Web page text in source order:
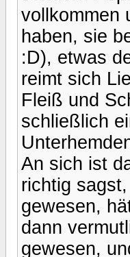
vollkommen
haben, sie
:D), etwas
reimt sich
Fleiß und
schließlich
An sich ist
richtig
gewesen,
dann
gewesen,